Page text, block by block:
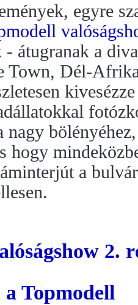
egyre
átugranak a
Town, Dél-
nagy
hogy
a
2.